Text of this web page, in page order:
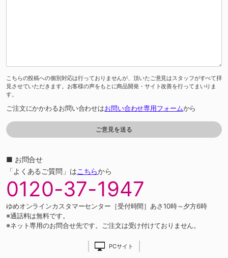
こちらの投稿への個別対応は行っておりませんが、頂いたご意見はスタッフがすべて拝
見させていただきます。お客様の声をもとに商品開発・サイト改善を行ってまいりま
す。
ご注文にかかわるお問い合わせはお問い合わせ専用フォームから
■ お問合せ
「よくあるご質問」はこちらから
0120-37-1947
ゆめオンラインカスタマーセンター［受付時間］あさ10時～夕方6時
※通話料は無料です。
※ネット専用のお問合せ先です。ご注文は受け付けておりません。
PCサイト